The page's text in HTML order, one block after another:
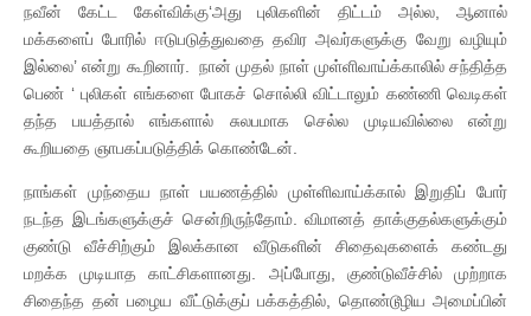
நவீன் கேட்ட கேள்விக்கு‘அது புலிகளின் திட்டம் அல்ல, ஆனால்
மக்களைப் போரில் ஈடுபடுத்துவதை தவிர அவர்களுக்கு வேறு வழியும்
இல்லை’ என்று கூறினார். நான் முதல் நாள் முள்ளிவாய்க்காலில் சந்தித்த
பெண் ‘ புலிகள் எங்களை போகச் சொல்லி விட்டாலும் கண்ணி வெடிகள்
தந்த பயத்தால் எங்களால் சுலபமாக செல்ல முடியவில்லை என்று
கூறியதை ஞாபகப்படுத்திக் கொண்டேன்.
நாங்கள் முந்தைய நாள் பயணத்தில் முள்ளிவாய்க்கால் இறுதிப் போர்
நடந்த இடங்களுக்குச் சென்றிருந்தோம். விமானத் தாக்குதல்களுக்கும்
குண்டு வீச்சிற்கும் இலக்கான வீடுகளின் சிதைவுகளைக் கண்டது
மறக்க முடியாத காட்சிகளானது. அப்போது, குண்டுவீச்சில் முற்றாக
சிதைந்த தன் பழைய வீட்டுக்குப் பக்கத்தில், தொண்டூழிய அமைப்பின்